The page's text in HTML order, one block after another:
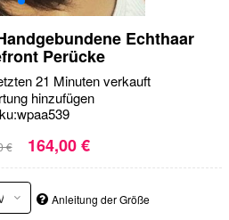
Echthaar
Perücke
21 Minuten verkauft
hinzufügen
wpaa539
€ 164,00 €
Anleitung der Größe